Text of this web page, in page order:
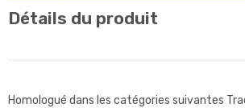
Détails du produit
Homologué dans les catégories suivantes